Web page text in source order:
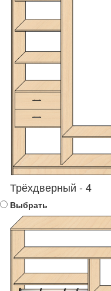
Трёхдверный - 4
Выбрать